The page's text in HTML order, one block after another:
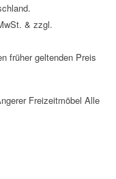
& zzgl.
früher geltenden Preis
Freizeitmöbel Alle